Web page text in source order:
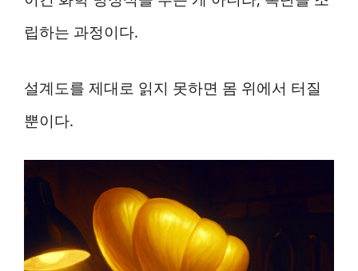
립하는 과정이다.
설계도를 제대로 읽지 못하면 몸 위에서 터질
뿐이다.